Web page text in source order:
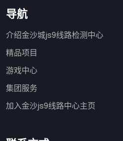
导航
介绍金沙城js9线路检测中心
精品项目
游戏中心
集团服务
加入金沙js9线路中心主页